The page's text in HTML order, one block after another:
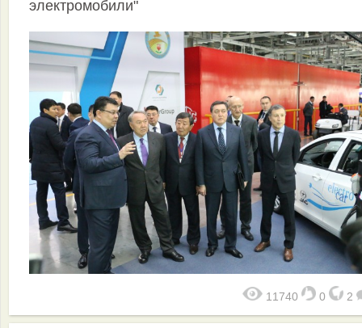
электромобили"
11740 0 2